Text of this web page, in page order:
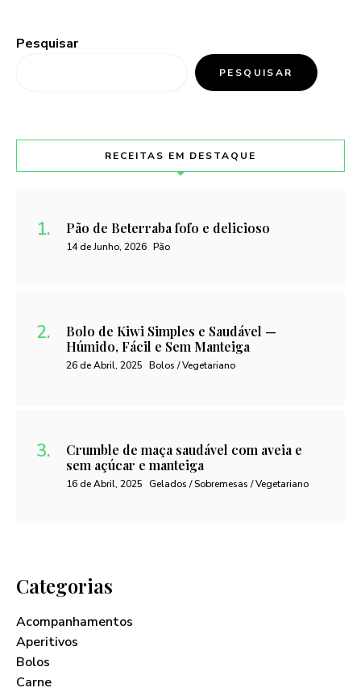
Pesquisar
PESQUISAR
RECEITAS EM DESTAQUE
Pão de Beterraba fofo e delicioso
14 de Junho, 2026 Pão
Bolo de Kiwi Simples e Saudável —
Húmido, Fácil e Sem Manteiga
26 de Abril, 2025 Bolos / Vegetariano
Crumble de maça saudável com aveia e
sem açúcar e manteiga
16 de Abril, 2025 Gelados / Sobremesas / Vegetariano
Categorias
Acompanhamentos
Aperitivos
Bolos
Carne